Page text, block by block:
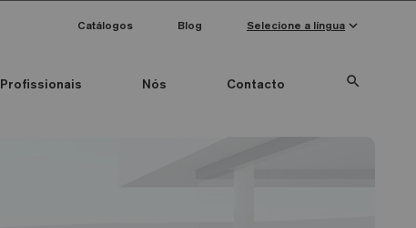
Profissionais Nós Contacto search
Catálogos Blog Selecione a língua keyboard_arrow_down